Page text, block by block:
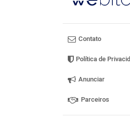
Contato
Política de
Anunciar
Parceiros